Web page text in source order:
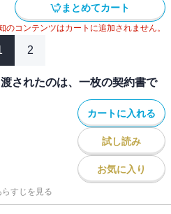
まとめてカート
コンテンツはカートに追加されません。
2
されたのは、一枚の契約書で
カートに入れる
試し読み
お気に入り
らすじを見る